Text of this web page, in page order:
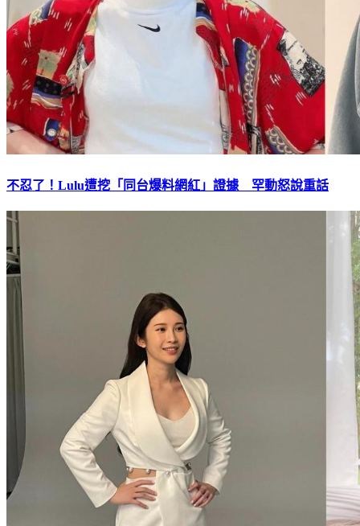
不忍了！Lulu遭挖「同台爆料網紅」證據 罕動怒說重話